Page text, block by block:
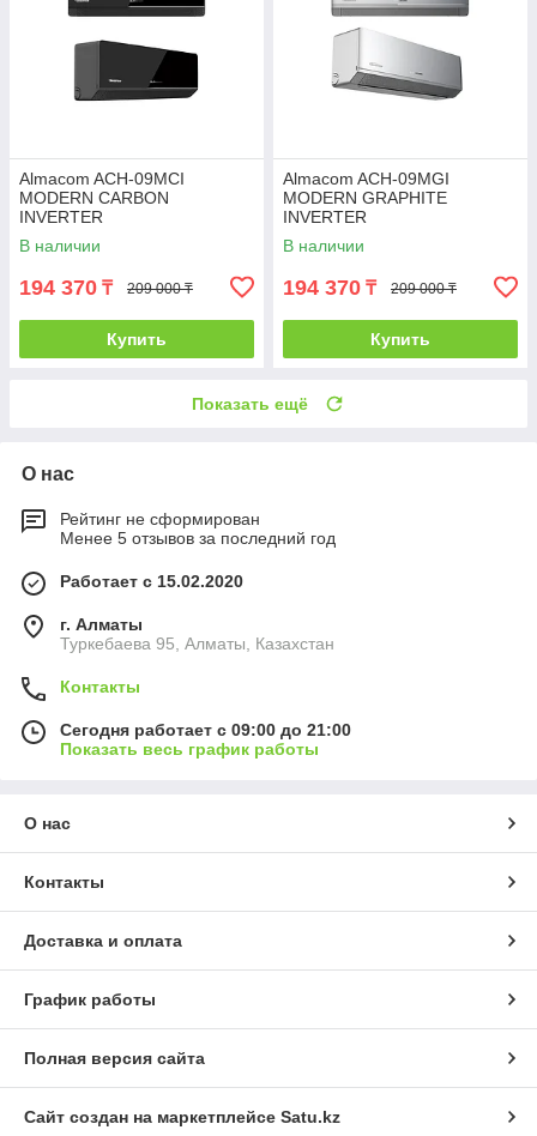
Almacom ACH-09MCI
MODERN CARBON
INVERTER
В наличии
194 370 ₸ 209 000 ₸
Купить
Almacom ACH-09MGI
MODERN GRAPHITE
INVERTER
В наличии
194 370 ₸ 209 000 ₸
Купить
Показать ещё
О нас
Рейтинг не сформирован
Менее 5 отзывов за последний год
Работает с 15.02.2020
г. Алматы
Туркебаева 95, Алматы, Казахстан
Контакты
Сегодня работает с 09:00 до 21:00
Показать весь график работы
О нас
Контакты
Доставка и оплата
График работы
Полная версия сайта
Сайт создан на маркетплейсе Satu.kz